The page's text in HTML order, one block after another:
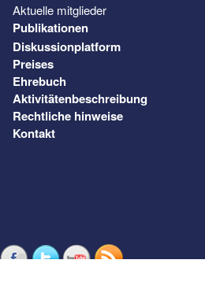
Aktuelle mitglieder
Publikationen
Diskussionplatform
Preises
Ehrebuch
Aktivitätenbeschreibung
Rechtliche hinweise
Kontakt